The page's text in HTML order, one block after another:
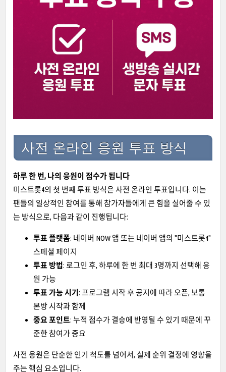
사전 온라인 응원 투표 방식
하루 한 번, 나의 응원이 점수가 됩니다
미스트롯4의 첫 번째 투표 방식은 사전 온라인 투표입니다. 이는
팬들의 일상적인 참여를 통해 참가자들에게 큰 힘을 실어줄 수 있
는 방식으로, 다음과 같이 진행됩니다:
투표 플랫폼: 네이버 NOW 앱 또는 네이버 앱의 "미스트롯4"
스페셜 페이지
투표 방법: 로그인 후, 하루에 한 번 최대 3명까지 선택해 응
원 가능
투표 가능 시기 : 프로그램 시작 후 공지에 따라 오픈, 보통
본방 시작과 함께
중요 포인트: 누적 점수가 결승에 반영될 수 있기 때문에 꾸
준한 참여가 중요
사전 응원은 단순한 인기 척도를 넘어서, 실제 순위 결정에 영향을
주는 핵심 요소입니다.